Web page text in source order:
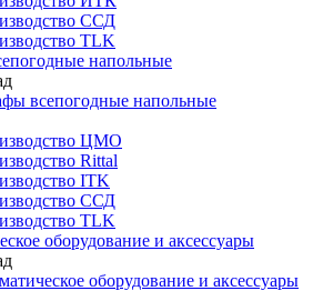
ССД
TLK
напольные
всепогодные напольные
ЦМО
Rittal
ITK
ССД
TLK
оборудование и аксессуары
оборудование и аксессуары